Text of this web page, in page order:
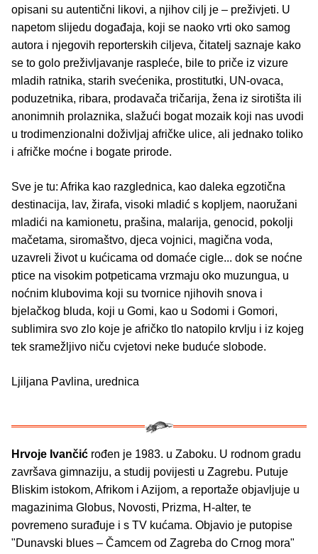
opisani su autentični likovi, a njihov cilj je – preživjeti. U
napetom slijedu događaja, koji se naoko vrti oko samog
autora i njegovih reporterskih ciljeva, čitatelj saznaje kako
se to golo preživljavanje raspleće, bile to priče iz vizure
mladih ratnika, starih svećenika, prostitutki, UN-ovaca,
poduzetnika, ribara, prodavača tričarija, žena iz sirotišta ili
anonimnih prolaznika, slažući bogat mozaik koji nas uvodi
u trodimenzionalni doživljaj afričke ulice, ali jednako toliko
i afričke moćne i bogate prirode.
Sve je tu: Afrika kao razglednica, kao daleka egzotična
destinacija, lav, žirafa, visoki mladić s kopljem, naoružani
mladići na kamionetu, prašina, malarija, genocid, pokolji
mačetama, siromaštvo, djeca vojnici, magična voda,
uzavreli život u kućicama od domaće cigle... dok se noćne
ptice na visokim potpeticama vrzmaju oko muzungua, u
noćnim klubovima koji su tvornice njihovih snova i
bjelačkog bluda, koji u Gomi, kao u Sodomi i Gomori,
sublimira svo zlo koje je afričko tlo natopilo krvlju i iz kojeg
tek sramežljivo niču cvjetovi neke buduće slobode.
Ljiljana Pavlina, urednica
Hrvoje Ivančić rođen je 1983. u Zaboku. U rodnom gradu
završava gimnaziju, a studij povijesti u Zagrebu. Putuje
Bliskim istokom, Afrikom i Azijom, a reportaže objavljuje u
magazinima Globus, Novosti, Prizma, H-alter, te
povremeno surađuje i s TV kućama. Objavio je putopise
"Dunavski blues – Čamcem od Zagreba do Crnog mora"